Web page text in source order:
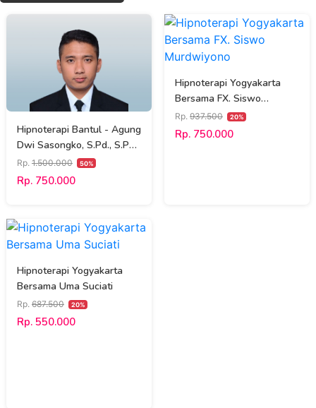
Hipnoterapi Bantul - Agung
Dwi Sasongko, S.Pd., S.Psi.,
M.Pd., CHt., CI., CT.NNLP
Rp. 1.500.000 50%
Rp. 750.000
Hipnoterapi Yogyakarta
Bersama FX. Siswo
Murdwiyono
Rp. 937.500 20%
Rp. 750.000
Hipnoterapi Yogyakarta
Bersama Uma Suciati
Rp. 687.500 20%
Rp. 550.000